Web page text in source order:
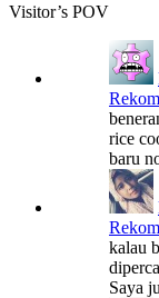
Visitor’s POV
rice
baru
kalau
Saya